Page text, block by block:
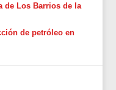
de Los Barrios de la
de petróleo en